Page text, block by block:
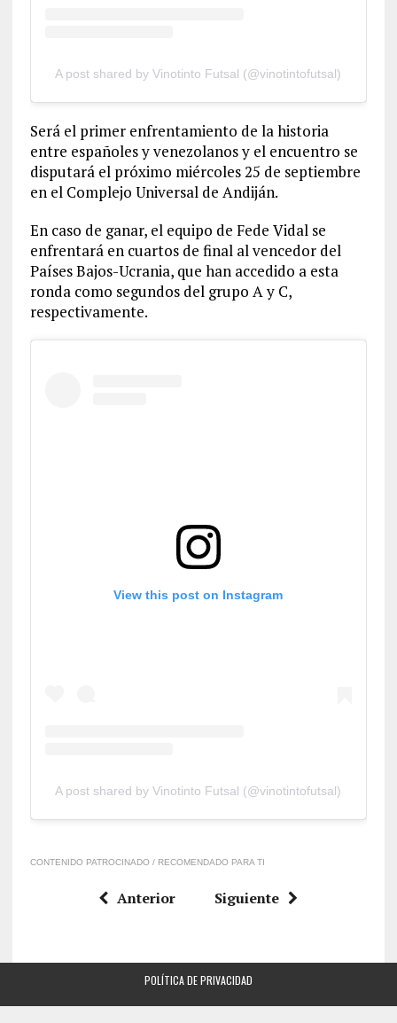
A post shared by Vinotinto Futsal (@vinotintofutsal)
Será el primer enfrentamiento de la historia
entre españoles y venezolanos y el encuentro se
disputará el próximo miércoles 25 de septiembre
en el Complejo Universal de Andiján.
En caso de ganar, el equipo de Fede Vidal se
enfrentará en cuartos de final al vencedor del
Países Bajos-Ucrania, que han accedido a esta
ronda como segundos del grupo A y C,
respectivamente.
View this post on Instagram
A post shared by Vinotinto Futsal (@vinotintofutsal)
CONTENIDO PATROCINADO / RECOMENDADO PARA TI
Anterior Siguiente
POLÍTICA DE PRIVACIDAD